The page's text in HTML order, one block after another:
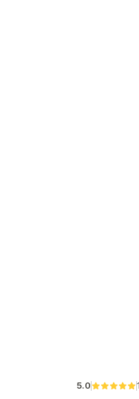
5.0